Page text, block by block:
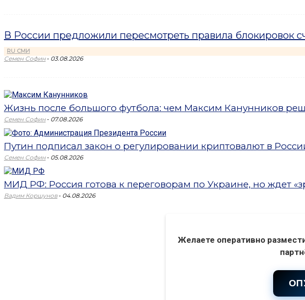
В России предложили пересмотреть правила блокировок
RU СМИ
Семен Софин - 03.08.2026
Жизнь после большого футбола: чем Максим Канунников
Семен Софин - 07.08.2026
Путин подписал закон о регулировании криптовалют в
Семен Софин - 05.08.2026
МИД РФ: Россия готова к переговорам по Украине, но ждет
Вадим Коршунов - 04.08.2026
Желаете оперативно